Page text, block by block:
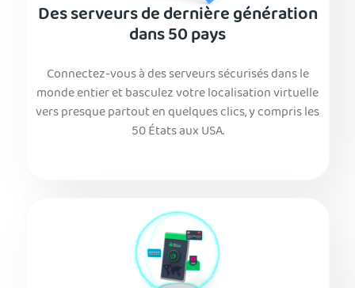
Des serveurs de dernière génération
dans 50 pays
Connectez-vous à des serveurs sécurisés dans le
monde entier et basculez votre localisation virtuelle
vers presque partout en quelques clics, y compris les
50 États aux USA.